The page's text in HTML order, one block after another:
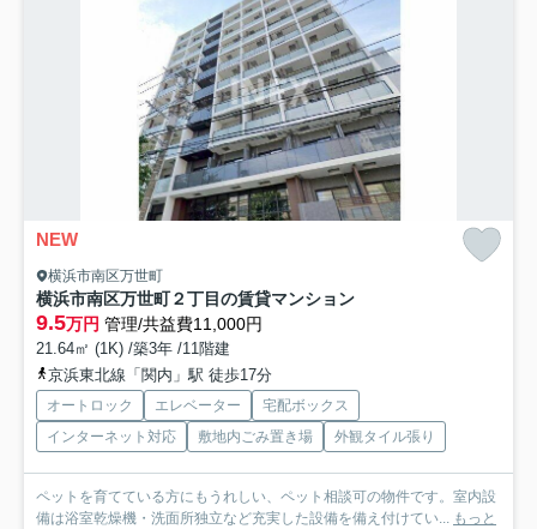
NEW
横浜市南区万世町
横浜市南区万世町２丁目の賃貸マンション
9.5万円 管理/共益費11,000円
21.64㎡ (1K) /築3年 /11階建
京浜東北線「関内」駅 徒歩17分
オートロック エレベーター
宅配ボックス
インターネット対応
敷地内ごみ置き場 外観タイル張り
ペットを育てている方にもうれしい、ペット相談可の物件です。室内設
備は浴室乾燥機・洗面所独立など充実した設備を備え付けてい...
もっと